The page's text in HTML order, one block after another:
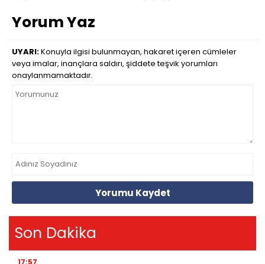
Yorum Yaz
UYARI:Konuyla ilgisi bulunmayan, hakaret içeren cümleler
veya imalar, inançlara saldırı, şiddete teşvik yorumları
onaylanmamaktadır.
Yorumu Kaydet
Son Dakika
17:57